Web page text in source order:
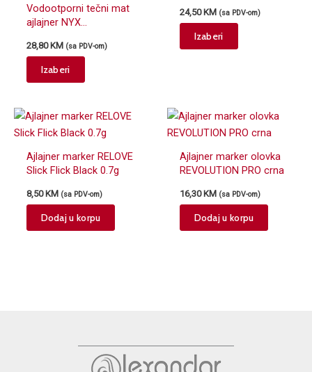
Vodootporni tečni mat
ajlajner NYX
EWSPLL
28,80 KM (sa PDV-om)
Izaberi
product
multiple
variants.
options
be
chosen
on
24,50 KM (sa PDV-om)
Izaberi
product
The
options
be
on
the
product
Ajlajner marker RELOVE
Slick Flick Black 0.7g
8,50 KM (sa PDV-om)
Dodaj u korpu
Ajlajner marker olovka
REVOLUTION PRO crna
16,30 KM (sa PDV-om)
Dodaj u korpu